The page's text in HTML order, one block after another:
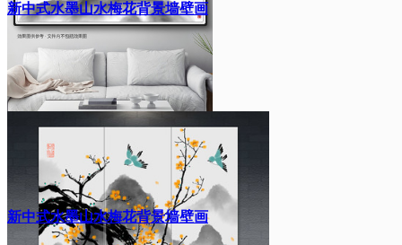
新中式水墨山水梅花背景墙壁画
新中式水墨山水梅花背景墙壁画